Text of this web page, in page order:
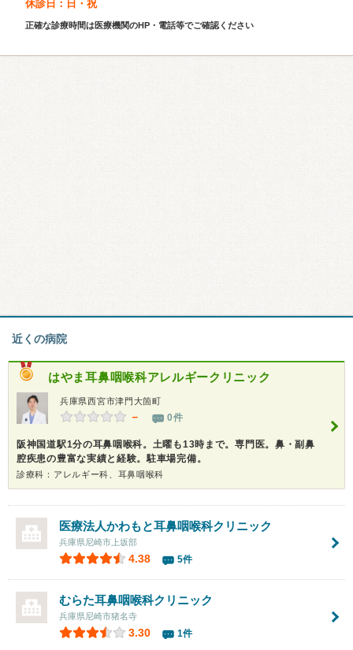
休診日：日・祝
正確な診療時間は医療機関のHP・電話等でご確認ください
近くの病院
はやま耳鼻咽喉科アレルギークリニック
兵庫県西宮市津門大箇町
－ 0件
阪神国道駅1分の耳鼻咽喉科。土曜も13時まで。専門医。鼻・副鼻
腔疾患の豊富な実績と経験。駐車場完備。
診療科：アレルギー科、耳鼻咽喉科
医療法人かわもと耳鼻咽喉科クリニック
兵庫県尼崎市上坂部
4.38 5件
むらた耳鼻咽喉科クリニック
兵庫県尼崎市猪名寺
3.30 1件